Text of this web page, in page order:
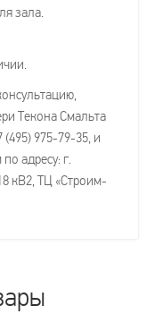
зала.
Текона Смальта
975-79-35, и
адресу: г.
кВ2, ТЦ «Строим-